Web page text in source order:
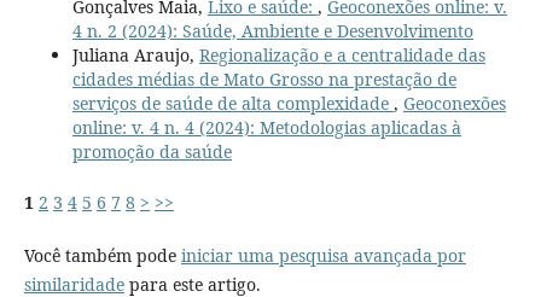
Gonçalves Maia, Lixo e saúde: , Geoconexões online: v.
4 n. 2 (2024): Saúde, Ambiente e Desenvolvimento
Juliana Araujo, Regionalização e a centralidade das
cidades médias de Mato Grosso na prestação de
serviços de saúde de alta complexidade , Geoconexões
online: v. 4 n. 4 (2024): Metodologias aplicadas à
promoção da saúde
1 2 3 4 5 6 7 8 > >>
Você também pode iniciar uma pesquisa avançada por
similaridadepara este artigo.